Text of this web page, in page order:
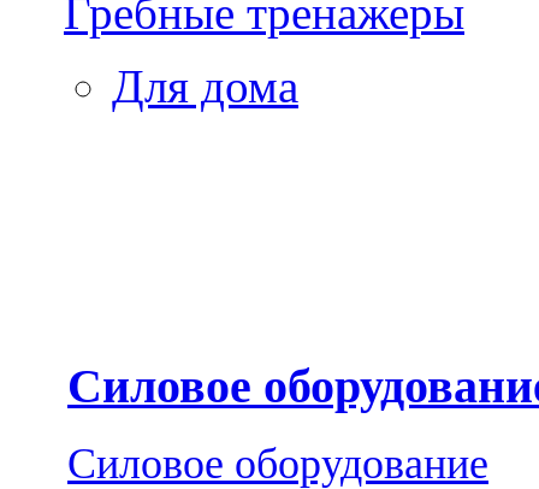
Гребные тренажеры
Для дома
Силовое
Силовое оборудование